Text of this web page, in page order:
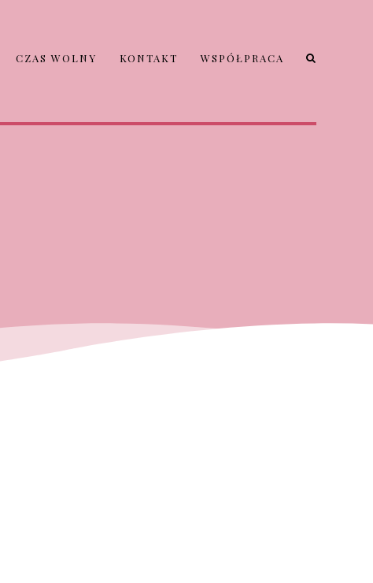
CZAS WOLNY KONTAKT WSPÓŁPRACA